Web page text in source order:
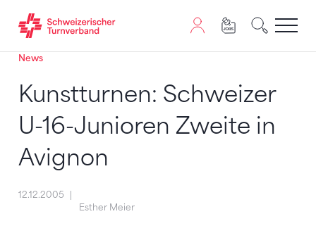
Zum Inhalt springen
Zur Sitemap navigieren
Zum Navigieren dieser Seite wird JavaScript benötigt.
News
Kunstturnen: Schweizer
U-16-Junioren Zweite in
Avignon
12.12.2005
Esther Meier